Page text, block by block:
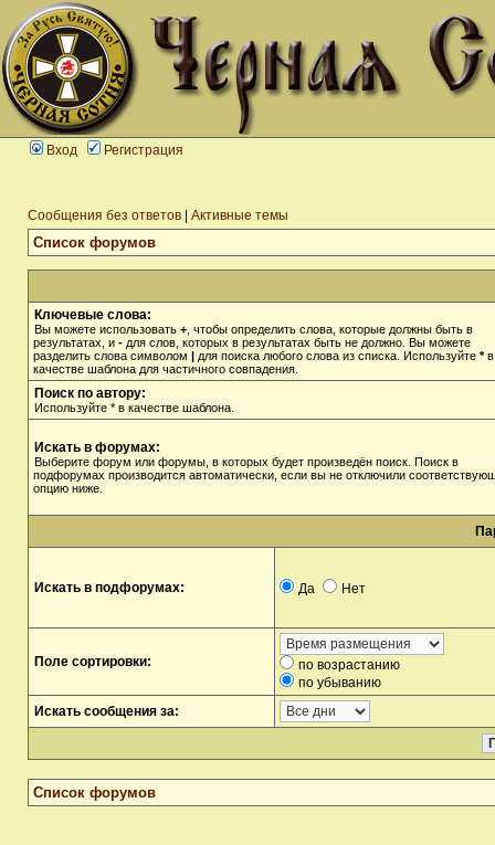
Вход Регистрация
Сообщения без ответов Активные темы
Список форумов
Ключевые слова:
Вы можете использовать + , чтобы определить слова, которые должны быть в
результатах, и - для слов, которых в результатах быть не должно. Вы можете
разделить слова символом | для поиска любого слова из списка. Используйте *в
качестве шаблона для частичного совпадения.
Поиск по автору:
Используйте * в качестве шаблона.
Искать в форумах:
Выберите форум или форумы, в которых будет произведён поиск. Поиск в
подфорумах производится автоматически, если вы не отключили
опцию ниже.
Искать в подфорумах: Да Нет
Поле сортировки:
по возрастанию
по убыванию
Искать сообщения за:
Список форумов